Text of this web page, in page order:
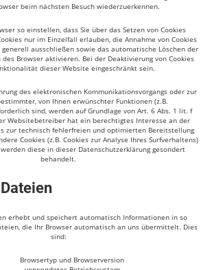
beim nächsten Besuch wiederzuerkennen.
so einstellen, dass Sie über das Setzen von Cookies
nur im Einzelfall erlauben, die Annahme von Cookies
ausschließen sowie das automatische Löschen der
des Browser aktivieren. Bei der Deaktivierung von Cookies
dieser Website eingeschränkt sein.
des elektronischen Kommunikationsvorgangs oder zur
von Ihnen erwünschter Funktionen (z.B.
sind, werden auf Grundlage von Art. 6 Abs. 1 lit. f
Websitebetreiber hat ein berechtigtes Interesse an der
zur technisch fehlerfreien und optimierten Bereitstellung
Cookies (z.B. Cookies zur Analyse Ihres Surfverhaltens)
diese in dieser Datenschutzerklärung gesondert
behandelt.
erhebt und speichert automatisch Informationen in so
die Ihr Browser automatisch an uns übermittelt. Dies
sind:
Browsertyp und Browserversion